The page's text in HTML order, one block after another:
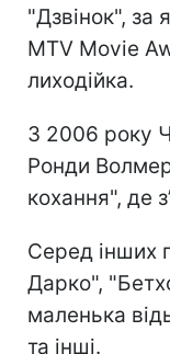
"Дзвінок", за
MTV Movie
лиходійка.
З 2006 року
Ронди
кохання", де
Серед інших
Дарко",
маленька
та інші.